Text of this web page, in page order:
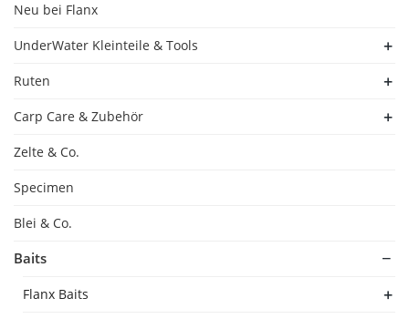
Neu bei Flanx
UnderWater Kleinteile & Tools
Ruten
Carp Care & Zubehör
Zelte & Co.
Specimen
Blei & Co.
Baits
Flanx Baits